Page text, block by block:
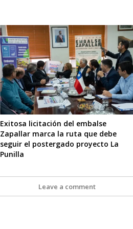
Exitosa licitación del embalse
Zapallar marca la ruta que debe
seguir el postergado proyecto La
Punilla
Leave a comment